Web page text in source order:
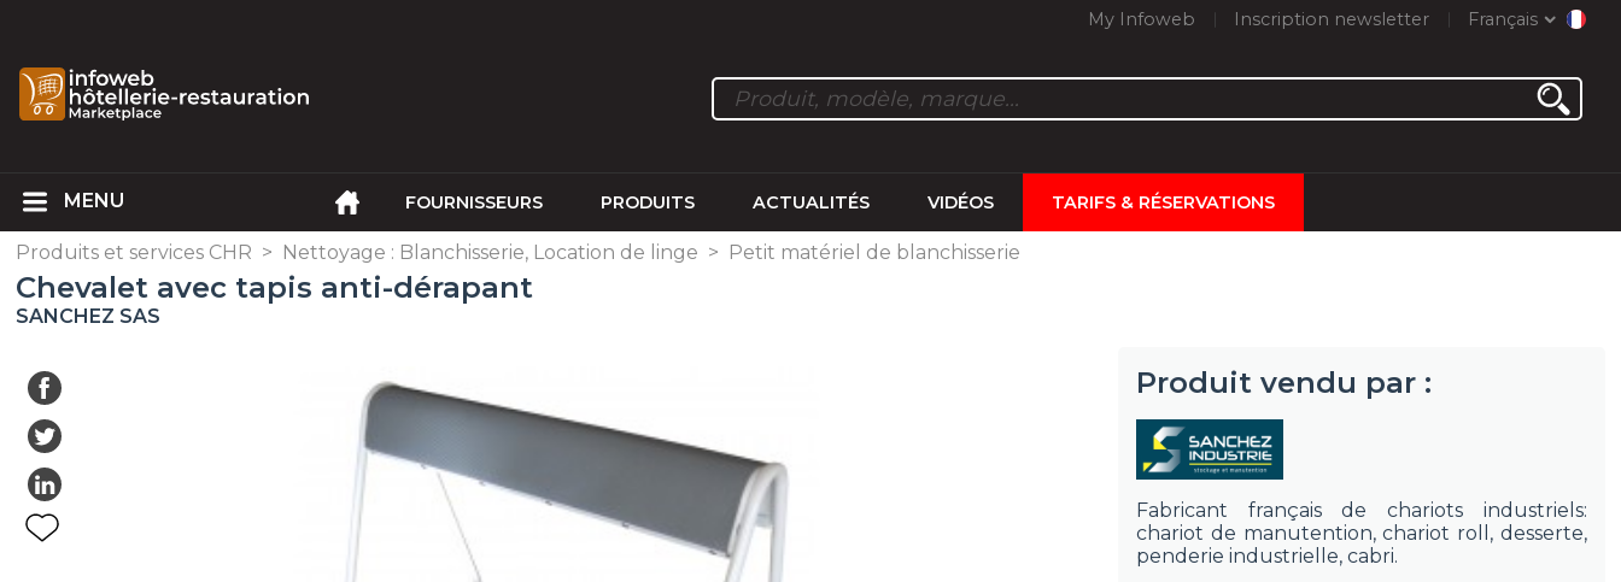
My Infoweb Inscription newsletter Français
FOURNISSEURS PRODUITS ACTUALITÉS VIDÉOS TARIFS & RÉSERVATIONS
Produits et services CHR > Nettoyage : Blanchisserie, Location de linge > Petit matériel de blanchisserie
Chevalet avec tapis anti-dérapant
SANCHEZ SAS
Produit vendu par :
Fabricant français de chariots industriels:
chariot de manutention, chariot roll, desserte,
penderie industrielle, cabri.